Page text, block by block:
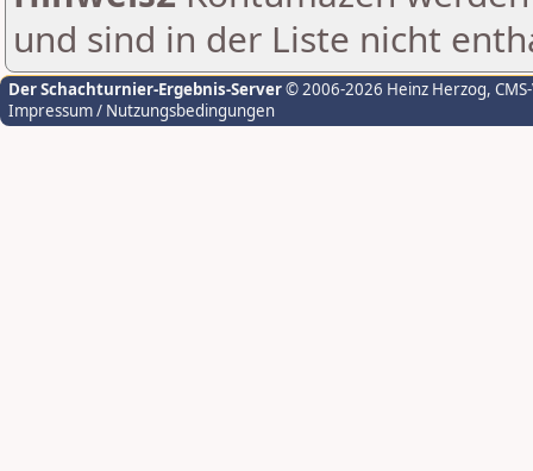
und sind in der Liste nicht
Der Schachturnier-Ergebnis-Server© 2006-2026 Heinz Herzog,
Impressum / Nutzungsbedingungen